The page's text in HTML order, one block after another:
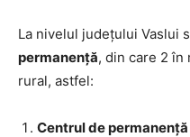
La nivelul judeţului Vaslui
permanență, din care 2 în
rural, astfel:
Centrul de permanență